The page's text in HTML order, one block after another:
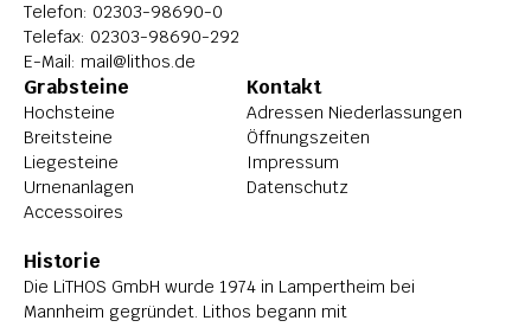
Telefon: 02303-98690-0
Telefax: 02303-98690-292
E-Mail: mail@lithos.de
Grabsteine
Hochsteine
Breitsteine
Liegesteine
Urnenanlagen
Accessoires
Kontakt
Adressen Niederlassungen
Öffnungszeiten
Impressum
Datenschutz
Historie
Die LiTHOS GmbH wurde 1974 in Lampertheim bei
Mannheim gegründet. Lithos begann mit